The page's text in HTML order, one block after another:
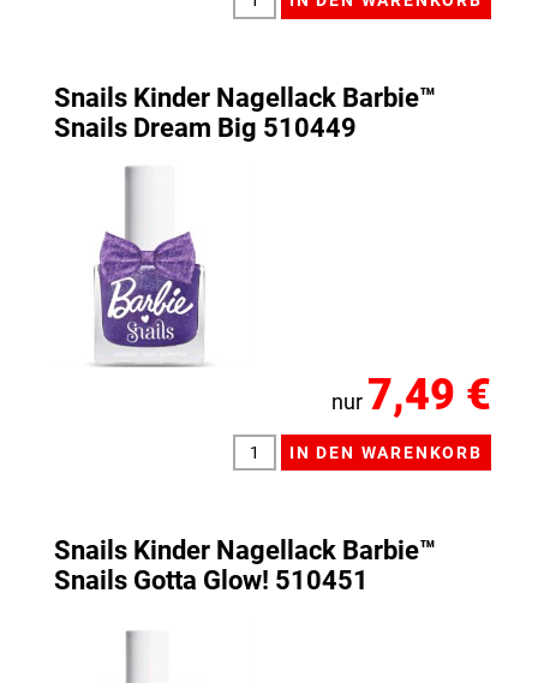
Snails Kinder Nagellack Barbie™
Snails Dream Big 510449
nur 7,49 €
Snails Kinder Nagellack Barbie™
Snails Gotta Glow! 510451